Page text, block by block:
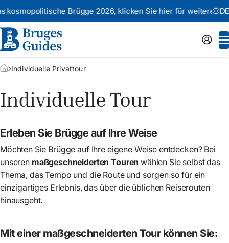
Brügge 2026,klicken Sie hier für weitere DE
Individuelle Privattour
Individuelle Tour
Erleben Sie Brügge auf Ihre Weise
Möchten Sie Brügge auf Ihre eigene Weise entdecken? Bei
unseren maßgeschneiderten Touren wählen Sie selbst das
Thema, das Tempo und die Route und sorgen so für ein
einzigartiges Erlebnis, das über die üblichen Reiserouten
hinausgeht.
Mit einer maßgeschneiderten Tour können Sie: